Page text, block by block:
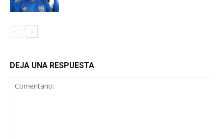
DEJA UNA RESPUESTA